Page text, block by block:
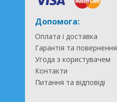
Допомога:
Оплата і доставка
Гарантія та повернення
Угода з користувачем
Контакти
Питання та відповіді